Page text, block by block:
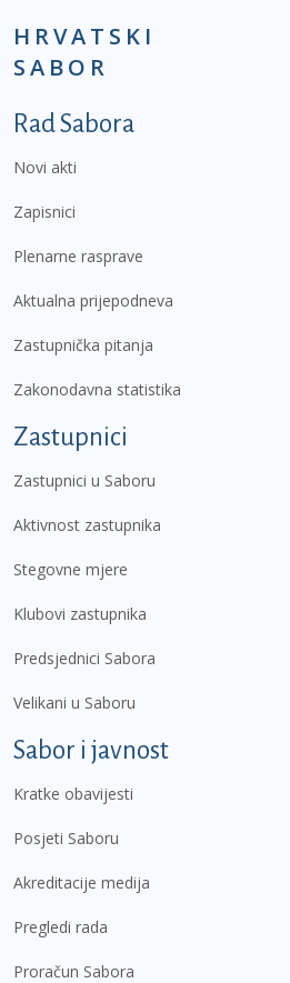
HRVATSKI
SABOR
Podnožje prvi izbornik
Rad Sabora
Novi akti
Zapisnici
Plenarne rasprave
Aktualna prijepodneva
Zastupnička pitanja
Zakonodavna statistika
Zastupnici
Zastupnici u Saboru
Aktivnost zastupnika
Stegovne mjere
Klubovi zastupnika
Predsjednici Sabora
Velikani u Saboru
Sabor i javnost
Kratke obavijesti
Posjeti Saboru
Akreditacije medija
Pregledi rada
Proračun Sabora